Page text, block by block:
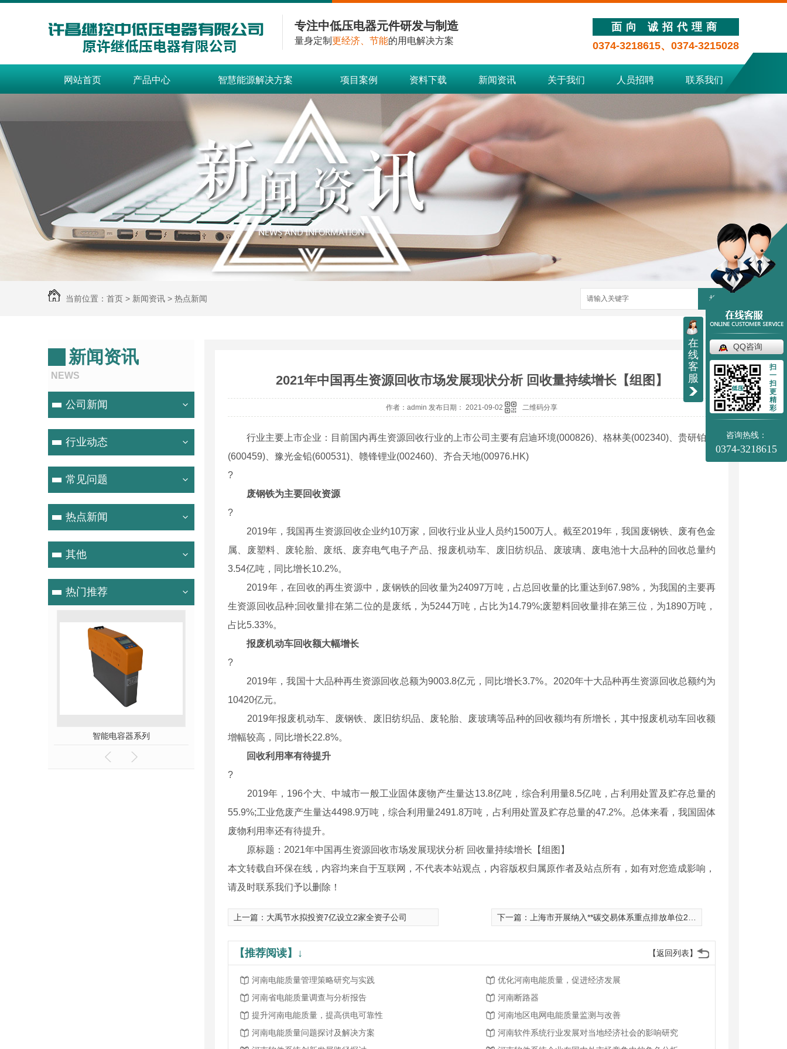
专注中低压电器元件研发与制造
量身定制 更经济、节能的用电解决方案
面向 诚招代理商
0374-3218615、0374-3215028
网站首页 产品中心 智慧能源解决方案 项目案例 资料下载 新闻资讯 关于我们 人员招聘 联系我们
当前位置： 首页 > 新闻资讯 > 热点新闻 搜索
新闻资讯
NEWS
公司新闻
行业动态
常见问题
热点新闻
其他
热门推荐
智能电容器系列 XD930A系列智能电测仪
2021年中国再生资源回收市场发展现状分析 回收量持续增长【组图】
作者：admin 发布日期： 2021-09-02 二维码分享
行业主要上市企业：目前国内再生资源回收行业的上市公司主要有启迪环境(000826)、格林美(002340)、贵研铂业
(600459)、豫光金铅(600531)、赣锋锂业(002460)、齐合天地(00976.HK)
?
废钢铁为主要回收资源
?
2019年，我国再生资源回收企业约10万家，回收行业从业人员约1500万人。截至2019年，我国废钢铁、废有色金
属、废塑料、废轮胎、废纸、废弃电气电子产品、报废机动车、废旧纺织品、废玻璃、废电池十大品种的回收总量约
3.54亿吨，同比增长10.2%。
2019年，在回收的再生资源中，废钢铁的回收量为24097万吨，占总回收量的比重达到67.98%，为我国的主要再
生资源回收品种;回收量排在第二位的是废纸，为5244万吨，占比为14.79%;废塑料回收量排在第三位，为1890万吨，
占比5.33%。
报废机动车回收额大幅增长
?
2019年，我国十大品种再生资源回收总额为9003.8亿元，同比增长3.7%。2020年十大品种再生资源回收总额约为
10420亿元。
2019年报废机动车、废钢铁、废旧纺织品、废轮胎、废玻璃等品种的回收额均有所增长，其中报废机动车回收额
增幅较高，同比增长22.8%。
回收利用率有待提升
?
2019年，196个大、中城市一般工业固体废物产生量达13.8亿吨，综合利用量8.5亿吨，占利用处置及贮存总量的
55.9%;工业危废产生量达4498.9万吨，综合利用量2491.8万吨，占利用处置及贮存总量的47.2%。总体来看，我国固体
废物利用率还有待提升。
原标题：2021年中国再生资源回收市场发展现状分析 回收量持续增长【组图】
本文转载自环保在线，内容均来自于互联网，不代表本站观点，内容版权归属原作者及站点所有，如有对您造成影响，
请及时联系我们予以删除！
上一篇： 大禹节水拟投资7亿设立2家全资子公司 下一篇： 上海市开展纳入**碳交易体系重点排放单位2020年度碳排放报告、核查工作的通知
【返回列表】
【推荐阅读】↓
河南电能质量管理策略研究与实践
优化河南电能质量，促进经济发展
河南省电能质量调查与分析报告
河南断路器
提升河南电能质量，提高供电可靠性
河南地区电网电能质量监测与改善
河南电能质量问题探讨及解决方案
河南软件系统行业发展对当地经济社会的影响研究
在
线
客
服
QQ咨询
扫
一
扫
更
精
彩
咨询热线：
0374-3218615